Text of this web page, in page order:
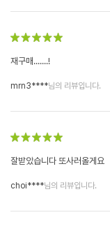
재구매.......!
mrn3****님의 리뷰입니다.
잘받았습니다 또사러올게요
choi****님의 리뷰입니다.